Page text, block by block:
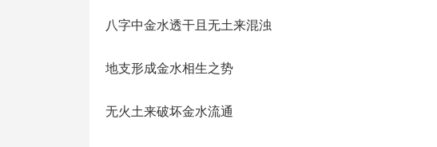
八字中金水透干且无土来混浊
地支形成金水相生之势
无火土来破坏金水流通